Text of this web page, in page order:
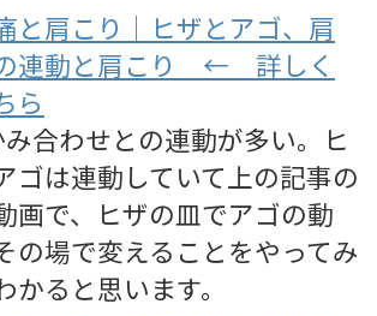
と肩こり｜ヒザとアゴ、肩
連動と肩こり ← 詳しく
ら
合わせとの連動が多い。ヒ
ゴは連動していて上の記事の
画で、ヒザの皿でアゴの動
の場で変えることをやってみ
かると思います。